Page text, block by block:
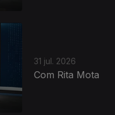
31 jul. 2026
Com Rita Mota